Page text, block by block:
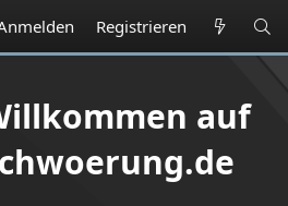
Registrieren
auf